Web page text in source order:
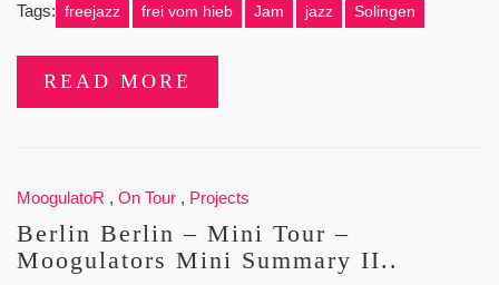
Tags: freejazz frei vom hieb Jam jazz Solingen
READ MORE
MoogulatoR , On Tour , Projects
Berlin Berlin – Mini Tour –
Moogulators Mini Summary II..